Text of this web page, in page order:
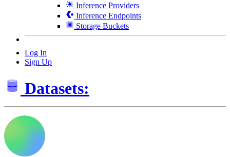
Inference Providers
Inference Endpoints
Storage Buckets
Log In
Sign Up
Datasets: